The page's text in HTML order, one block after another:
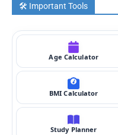
🛠️ Important Tools
Age Calculator
BMI Calculator
Study Planner